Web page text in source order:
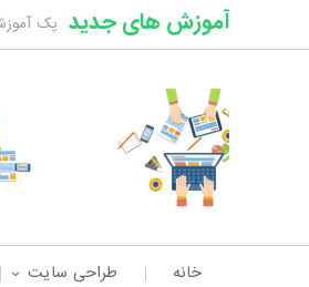
آموزش های جدید پک
خانه طراحی سایت